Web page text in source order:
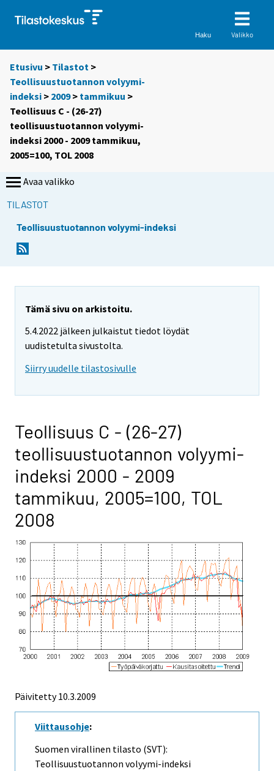
Haku Valikko
Etusivu > Tilastot >
Teollisuustuotannon volyymi-
indeksi > 2009> tammikuu >
Teollisuus C - (26-27)
teollisuustuotannon volyymi-
indeksi 2000 - 2009 tammikuu,
2005=100, TOL 2008
Avaa valikko
TILASTOT
Teollisuustuotannon volyymi-indeksi
Tämä sivu on arkistoitu.
5.4.2022 jälkeen julkaistut tiedot löydät
uudistetulta sivustolta.
Siirry uudelle tilastosivulle
Teollisuus C - (26-27)
teollisuustuotannon volyymi-
indeksi 2000 - 2009
tammikuu, 2005=100, TOL
2008
Päivitetty10.3.2009
Viittausohje:
Suomen virallinen tilasto (SVT):
Teollisuustuotannon volyymi-indeksi